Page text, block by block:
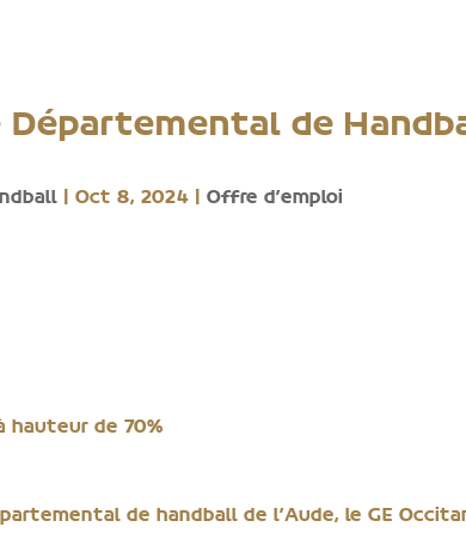
Départemental de
|Oct 8, 2024 |Offre d'emploi
hauteur de 70%
de handball de l’Aude, le GE